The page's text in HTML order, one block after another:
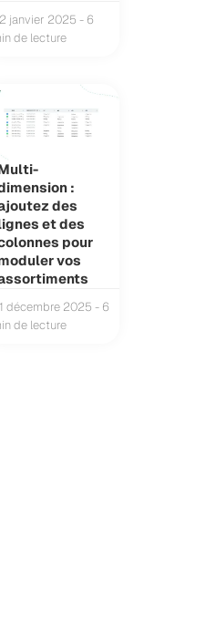
janvier 2025 - 6
de lecture
:
des
et des
pour
vos
décembre 2025 - 6
de lecture